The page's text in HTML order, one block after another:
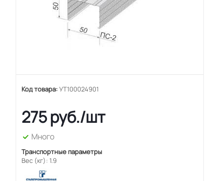
Код товара: УТ100024901
275руб./шт
Много
Транспортные параметры
Вес (кг): 1.9